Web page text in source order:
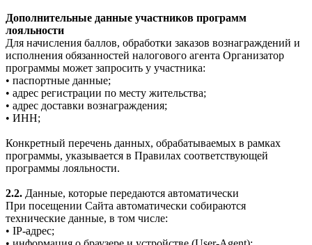
Дополнительные данные участников программ
лояльности
Для начисления баллов, обработки заказов вознаграждений и
исполнения обязанностей налогового агента Организатор
программы может запросить у участника:
• паспортные данные;
• адрес регистрации по месту жительства;
• адрес доставки вознаграждения;
• ИНН;
Конкретный перечень данных, обрабатываемых в рамках
программы, указывается в Правилах соответствующей
программы лояльности.
2.2. Данные, которые передаются автоматически
При посещении Сайта автоматически собираются
технические данные, в том числе:
• IP-адрес;